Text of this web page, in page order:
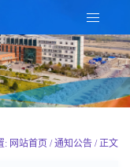
: 网站首页 / 通知公告 / 正文